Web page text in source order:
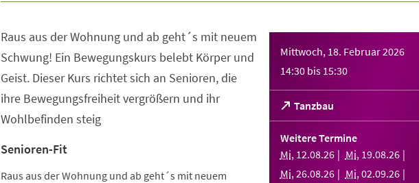
Mittwoch, 18. Februar 2026
14:30 bis 15:30
Tanzbau
(Öffnet
in
einem
neuen
Tab)
Weitere Termine
Mi, 12.08.26 Mi, 19.08.26
Mi,26.08.26 Mi,02.09.26
Raus aus der Wohnung und ab geht´s mit neuem
Schwung! Ein Bewegungskurs belebt Körper und
Geist. Dieser Kurs richtet sich an Senioren, die
ihre Bewegungsfreiheit vergrößern und ihr
Wohlbefinden steig
Senioren-Fit
Raus aus der Wohnung und ab geht´s mit neuem